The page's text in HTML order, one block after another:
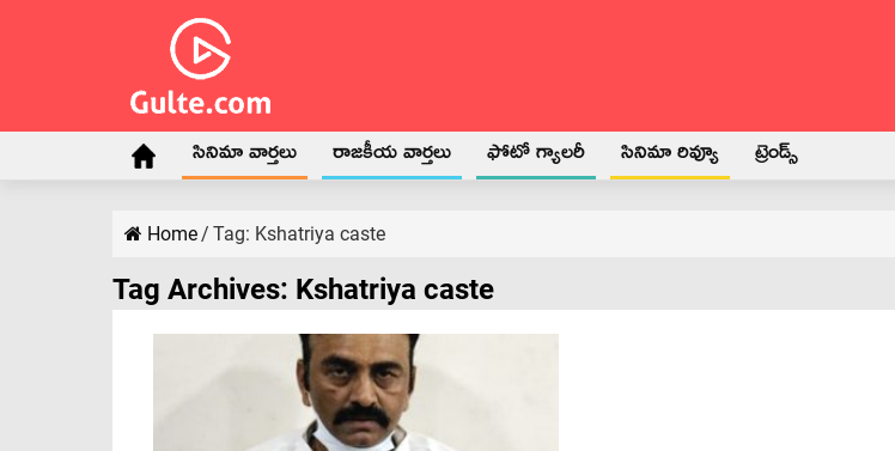
సినిమా వార్తలు రాజకీయ వార్తలు ఫోటో గ్యాలరీ సినిమా రివ్యూ ట్రెండ్స్
Home/ Tag: Kshatriya caste
Tag Archives: Kshatriya caste